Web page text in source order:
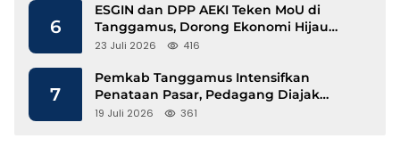
6
ESGIN dan DPP AEKI Teken MoU di
Tanggamus, Dorong Ekonomi Hijau
Berbasis Kopi dan Perdagangan Karbon
23 Juli 2026 416
7
Pemkab Tanggamus Intensifkan
Penataan Pasar, Pedagang Diajak
Tempati Pasar Modern Talang Padang
19 Juli 2026 361